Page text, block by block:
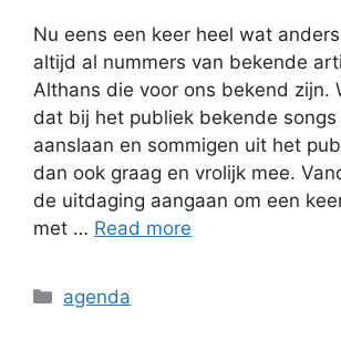
Nu eens een keer heel wat
altijd al nummers van bekende
Althans die voor ons bekend zijn.
dat bij het publiek bekende songs
aanslaan en sommigen uit het
dan ook graag en vrolijk mee.
de uitdaging aangaan om een
met … Read more
agenda